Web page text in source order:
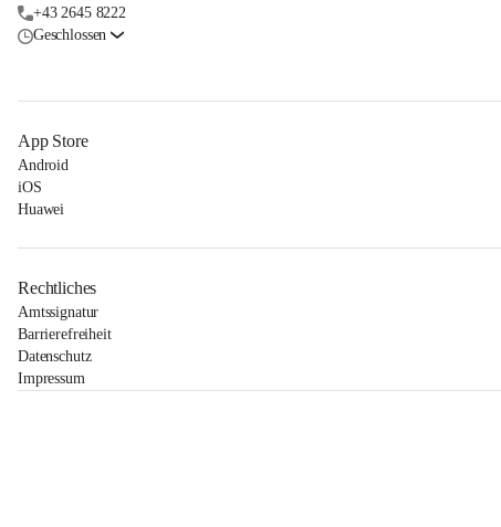
+43 2645 8222
Geschlossen
App Store
Android
iOS
Huawei
Rechtliches
Amtssignatur
Barrierefreiheit
Datenschutz
Impressum